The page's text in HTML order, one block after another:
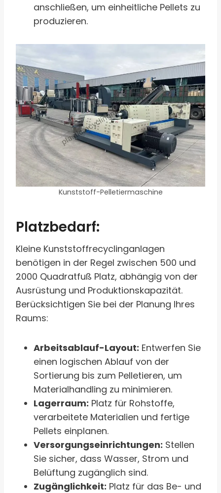
anschließen, um einheitliche Pellets zu
produzieren.
Kunststoff-Pelletiermaschine
Platzbedarf:
Kleine Kunststoffrecyclinganlagen
benötigen in der Regel zwischen 500 und
2000 Quadratfuß Platz, abhängig von der
Ausrüstung und Produktionskapazität.
Berücksichtigen Sie bei der Planung Ihres
Raums:
Arbeitsablauf-Layout: Entwerfen Sie
einen logischen Ablauf von der
Sortierung bis zum Pelletieren, um
Materialhandling zu minimieren.
Lagerraum: Platz für Rohstoffe,
verarbeitete Materialien und fertige
Pellets einplanen.
Versorgungseinrichtungen: Stellen
Sie sicher, dass Wasser, Strom und
Belüftung zugänglich sind.
Zugänglichkeit: Platz für das Be- und